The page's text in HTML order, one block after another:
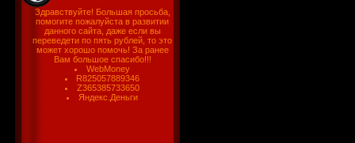
Здравствуйте! Большая просьба,
помогите пожалуйста в развитии
данного сайта, даже если вы
переведети по пять рублей, то это
может хорошо помочь! За ранее
Вам большое спасибо!!!
WebMoney
R825057889346
Z365385733650
Яндекс.Деньги